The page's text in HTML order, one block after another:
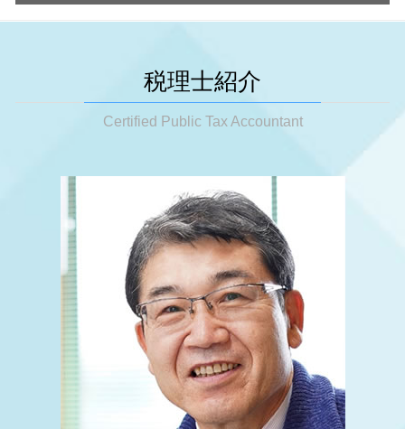
法人成り 融資
会社設立 流れ
起業支援 種類
税務調査 時期 法人
税務調査 事前通知なし
税務調査 抜き打ち
税務調査 確率
税務調査 指摘事項
税務調査 時期 何月
税務調査 時期
節税対策 法人
事業承継税制 いつまで
節税対策 ideco
税務顧問 金額
税務顧問 経費
節税対策 ふるさと納税
事業承継税制 延長
税務顧問 税理士
節税対策 公務員
事業承継 税金対策
相続税 いくらから 配偶者
相続税 いくらから 生前贈与
相続税 法定相続人
相続税 対策
相続税 変遷
相続 vs 生前贈与
相続税基礎控除 不動産
相続税 お尋ね
相続 生前
相続税 マンション 評価額
相続税 いくらから
相続税申告
明石市 税務顧問
明石市 税務調査
神戸市 税務顧問
大阪市 節税対策
明石市 節税対策
明石市 会社設立
明石市 法人成り
神戸市 起業支援
大阪市 事業承継
神戸市 節税対策
大阪市 起業支援
姫路市 相続税 申告
姫路市 起業支援
大阪市 税務相談
税理士紹介
Certified Public Tax Accountant